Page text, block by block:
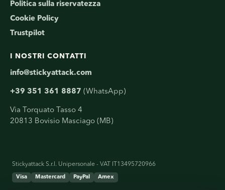
Politica sulla riservatezza
Cookie Policy
Trustpilot
I NOSTRI CONTATTI
info@stickyattack.com
+39 351 361 8887 (WhatsApp)
Via Torquato Tasso 4
20813 Bovisio Masciago (MB)
Stickyattack S.r.l. Unipersonale - VAT IT13495720966
Visa Mastercard PayPal Amex